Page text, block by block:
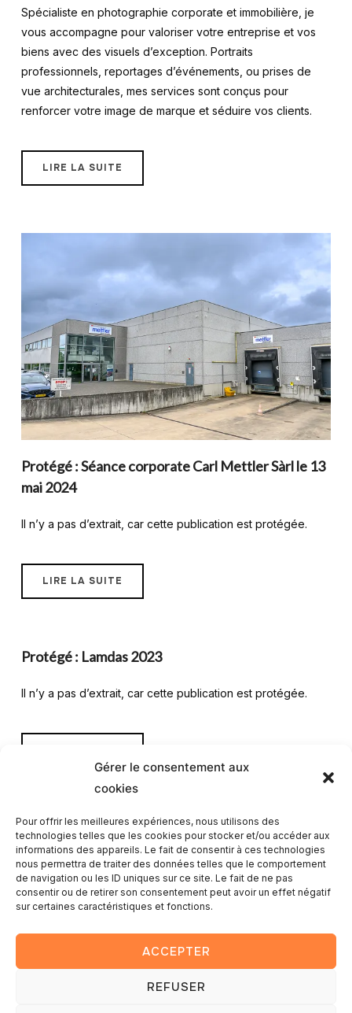
Gérer le consentement aux
cookies
Pour offrir les meilleures expériences, nous utilisons des
technologies telles que les cookies pour stocker et/ou accéder aux
informations des appareils. Le fait de consentir à ces technologies
nous permettra de traiter des données telles que le comportement
de navigation ou les ID uniques sur ce site. Le fait de ne pas
consentir ou de retirer son consentement peut avoir un effet négatif
sur certaines caractéristiques et fonctions.
ACCEPTER
REFUSER
Spécialiste en photographie corporate et immobilière, je
vous accompagne pour valoriser votre entreprise et vos
biens avec des visuels d’exception. Portraits
professionnels, reportages d’événements, ou prises de
vue architecturales, mes services sont conçus pour
renforcer votre image de marque et séduire vos clients.
LIRE LA SUITE
Protégé : Séance corporate Carl Mettler Sàrl le 13
mai 2024
Il n’y a pas d’extrait, car cette publication est protégée.
LIRE LA SUITE
Protégé : Lamdas 2023
Il n’y a pas d’extrait, car cette publication est protégée.
1 2